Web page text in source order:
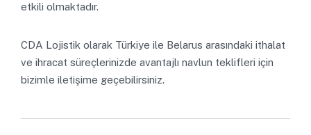
etkili olmaktadır.
CDA Lojistik olarak Türkiye ile Belarus arasındaki ithalat
ve ihracat süreçlerinizde avantajlı navlun teklifleri için
bizimle iletişime geçebilirsiniz.